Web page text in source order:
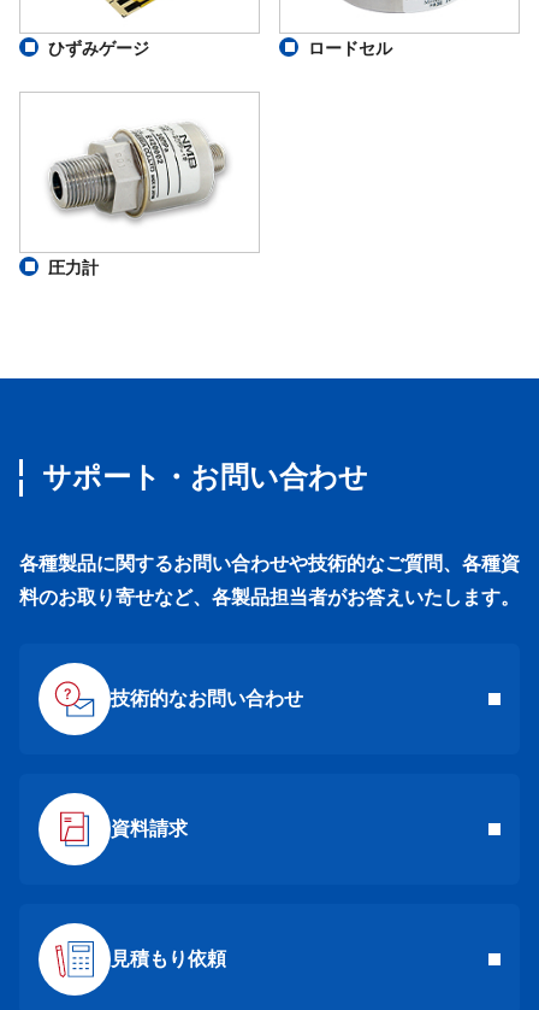
ひずみゲージ ロードセル
圧力計
サポート・お問い合わせ
各種製品に関するお問い合わせや技術的なご質問、各種資
料のお取り寄せなど、各製品担当者がお答えいたします。
技術的なお問い合わせ
資料請求
見積もり依頼